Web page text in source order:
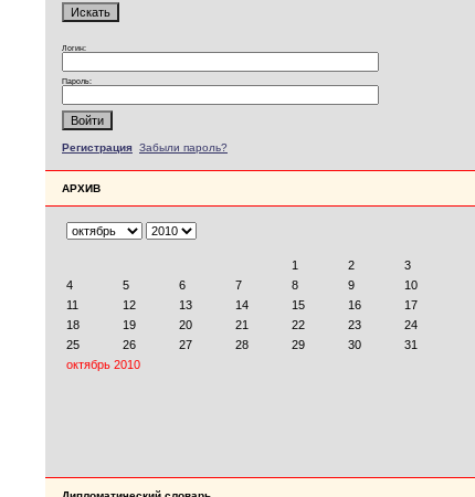
Логин:
Пароль:
Регистрация Забыли пароль?
АРХИВ